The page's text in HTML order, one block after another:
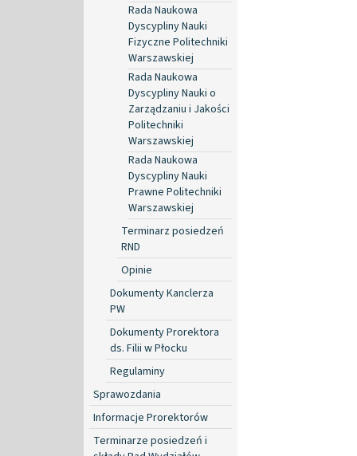
Rada Naukowa
Dyscypliny Nauki
Fizyczne Politechniki
Warszawskiej
Rada Naukowa
Dyscypliny Nauki o
Zarządzaniu i Jakości
Politechniki
Warszawskiej
Rada Naukowa
Dyscypliny Nauki
Prawne Politechniki
Warszawskiej
Terminarz posiedzeń
RND
Opinie
Dokumenty Kanclerza
PW
Dokumenty Prorektora
ds. Filii w Płocku
Regulaminy
Sprawozdania
Informacje Prorektorów
Terminarze posiedzeń i